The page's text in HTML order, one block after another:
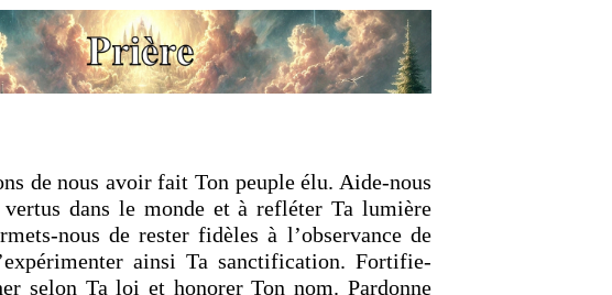
de nous avoir fait Ton peuple élu. Aide-nous
vertus dans le monde et à refléter Ta lumière
nous de rester fidèles à l’observance de
ainsi Ta sanctification. Fortifie-
selon Ta loi et honorer Ton nom. Pardonne